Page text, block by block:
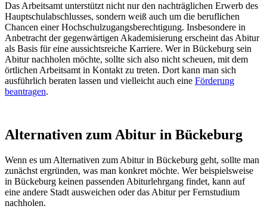
Das Arbeitsamt unterstützt nicht nur den nachträglichen Erwerb des
Hauptschulabschlusses, sondern weiß auch um die beruflichen
Chancen einer Hochschulzugangsberechtigung. Insbesondere in
Anbetracht der gegenwärtigen Akademisierung erscheint das Abitur
als Basis für eine aussichtsreiche Karriere. Wer in Bückeburg sein
Abitur nachholen möchte, sollte sich also nicht scheuen, mit dem
örtlichen Arbeitsamt in Kontakt zu treten. Dort kann man sich
ausführlich beraten lassen und vielleicht auch eine Förderung
beantragen.
Alternativen zum Abitur in Bückeburg
Wenn es um Alternativen zum Abitur in Bückeburg geht, sollte man
zunächst ergründen, was man konkret möchte. Wer beispielsweise
in Bückeburg keinen passenden Abiturlehrgang findet, kann auf
eine andere Stadt ausweichen oder das Abitur per Fernstudium
nachholen.